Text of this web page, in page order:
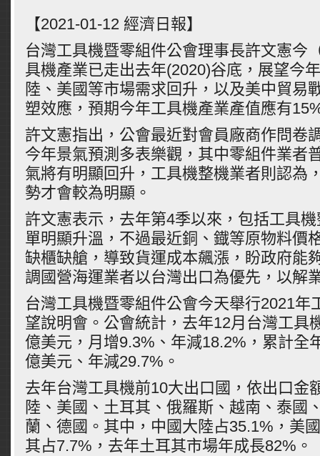
【2021-01-12 經濟日報】
台灣工具機暨零組件公會理事長許文憲今
具機產業已走出去年(2020)谷底，展望今
陸、美國等市場需求回升，以及美中貿易
塑效應，預期今年工具機產業產值應有
許文憲指出，公會最近對會員廠商作問卷
今年景氣預測多表樂觀，其中零組件業者
氣將有明顯回升，工具機整機業者則認為
勢才會較為明顯。
許文憲表示，去年第4季以來，包括工具
單明顯升溫，不過最近銅、鐡等原物料價
缺櫃缺艙，導致貨運成本飆漲，盼政府能
調國營海運業者以台灣出口為優先，以解
台灣工具機暨零組件公會今天舉行2021年
望說明會。公會統計，去年12月台灣工具
億美元，月增9.3%、年減18.2%，累計全
億美元、年減29.7%。
去年台灣工具機前10大出口國，依出口金
陸、美國、土耳其、俄羅斯、越南、泰國
蘭、德國。其中，中國大陸占35.1%，美
其占7.7%，去年土耳其市場年成長82%。